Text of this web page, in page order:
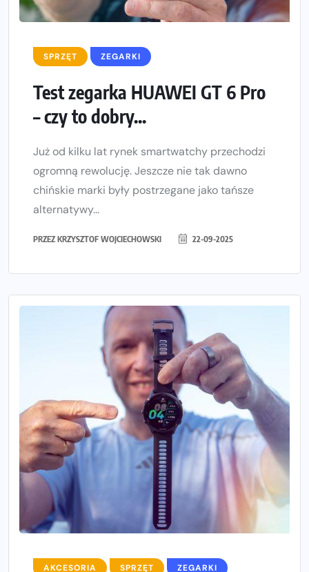
SPRZĘT ZEGARKI
Test zegarka HUAWEI GT 6 Pro
– czy to dobry...
Już od kilku lat rynek smartwatchy przechodzi
ogromną rewolucję. Jeszcze nie tak dawno
chińskie marki były postrzegane jako tańsze
alternatywy...
PRZEZ KRZYSZTOF WOJCIECHOWSKI 22-09-2025
AKCESORIA SPRZĘT ZEGARKI